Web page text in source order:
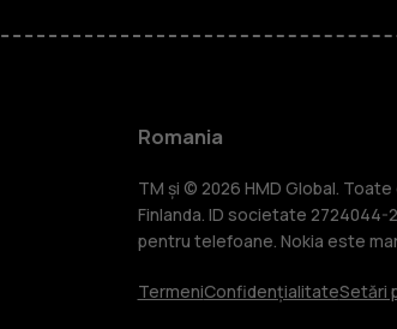
Telefoane
Accesorii
Tablete
Romania
TM și © 2026 HMD Global.
Finlanda. ID societate 2724044-
pentru telefoane. Nokia este
TermeniConfidențialitateSetări